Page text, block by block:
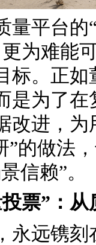
量平台的
为难能
标。正
是为了
改进，
”的做法
信赖”。
票”：
永远镌